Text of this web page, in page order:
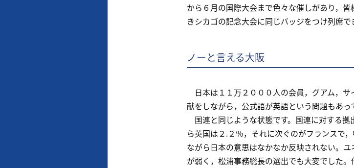
から６月の国際大会まで色々な催しがあり，
きシカゴの記念大会に同じバッジをつけ列席
ノーと言える大阪
日本は１１万２０００人の会員，グアム，
献をしながら，公式語が英語という問題もあ
国連と同じような状態です。国連に対する
ら英国は２.２％，それに次ぐのがフランスで
ながら日本の意思はなかなか反映されない。
が弱く，松浦事務総長の選出でも大変でした